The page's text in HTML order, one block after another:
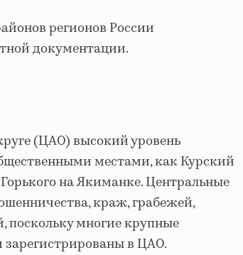
регионов России
документации.
(ЦАО) высокий уровень
местами, как Курский
на Якиманке. Центральные
краж, грабежей,
поскольку многие крупные
в ЦАО.